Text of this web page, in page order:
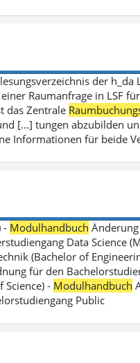
der h_da
Raumanfrage in LSF
das Zentrale
[...] tungen abzubilden
Informationen für beide
- Modulhandbuch
Data Science
(Bachelor of
für den
Science) - Modulhandbuch
Public